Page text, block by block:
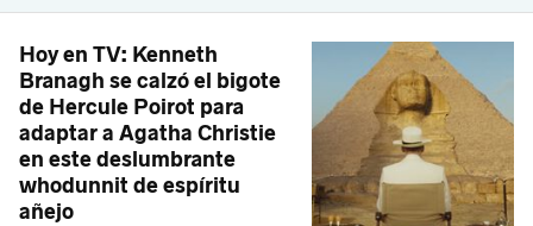
Hoy en TV: Kenneth
Branagh se calzó el bigote
de Hercule Poirot para
adaptar a Agatha Christie
en este deslumbrante
whodunnit de espíritu
añejo